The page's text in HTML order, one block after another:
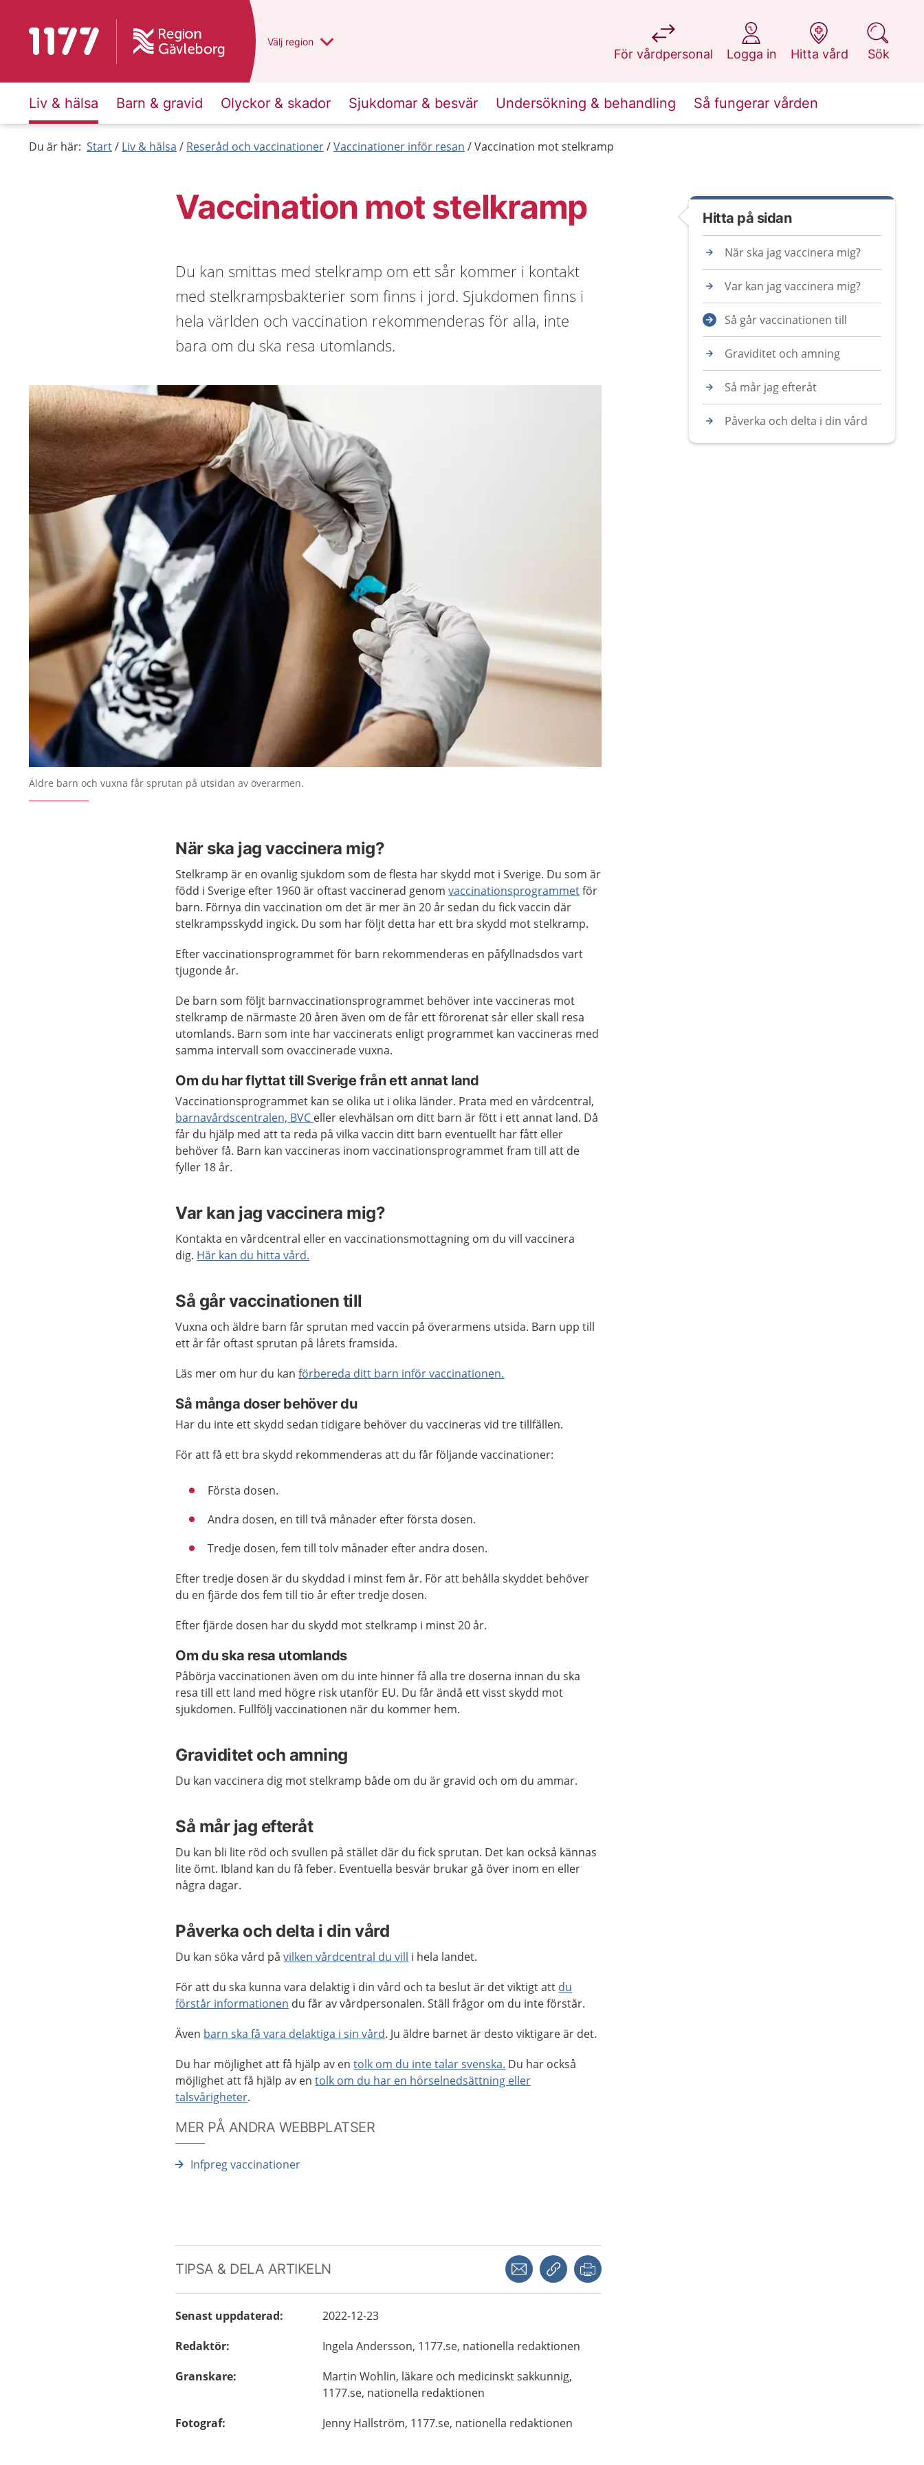
Till startsidan för 1177 Du har valt region
Välj en annan
region
För vårdpersonal
på 1177.se
Logga in
på 1177.se
Hitta vård
på 1177.se
Sök
på 1177.se
Liv & hälsa Barn & gravid Olyckor & skador Sjukdomar & besvär Undersökning & behandling Så fungerar vården
Du är här: Start Liv & hälsa Reseråd och vaccinationer Vaccinationer inför resan Vaccination mot stelkramp
Vaccination mot stelkramp
Du kan smittas med stelkramp om ett sår kommer i kontakt
med stelkrampsbakterier som finns i jord. Sjukdomen finns i
hela världen och vaccination rekommenderas för alla, inte
bara om du ska resa utomlands.
Äldre barn och vuxna får sprutan på utsidan av överarmen.
När ska jag vaccinera mig?
Stelkramp är en ovanlig sjukdom som de flesta har skydd mot i Sverige. Du som är
född i Sverige efter 1960 är oftast vaccinerad genomvaccinationsprogrammetför
barn. Förnya din vaccination om det är mer än 20 år sedan du fick vaccin där
stelkrampsskydd ingick. Du som har följt detta har ett bra skydd mot stelkramp.
Efter vaccinationsprogrammet för barn rekommenderas en påfyllnadsdos vart
tjugonde år.
De barn som följt barnvaccinationsprogrammet behöver inte vaccineras mot
stelkramp de närmaste 20 åren även om de får ett förorenat sår eller skall resa
utomlands. Barn som inte har vaccinerats enligt programmet kan vaccineras med
samma intervall som ovaccinerade vuxna.
Om du har flyttat till Sverige från ett annat land
Vaccinationsprogrammet kan se olika ut i olika länder. Prata med en vårdcentral,
barnavårdscentralen, BVC eller elevhälsan om ditt barn är fött i ett annat land. Då
får du hjälp med att ta reda på vilka vaccin ditt barn eventuellt har fått eller
behöver få. Barn kan vaccineras inom vaccinationsprogrammet fram till att de
fyller 18 år.
Var kan jag vaccinera mig?
Kontakta en vårdcentral eller en vaccinationsmottagning om du vill vaccinera
dig. Här kan du hitta vård.
Så går vaccinationen till
Vuxna och äldre barn får sprutan med vaccin på överarmens utsida. Barn upp till
ett år får oftast sprutan på lårets framsida.
Läs mer om hur du kanförbereda ditt barn inför vaccinationen.
Så många doser behöver du
Har du inte ett skydd sedan tidigare behöver du vaccineras vid tre tillfällen.
För att få ett bra skydd rekommenderas att du får följande vaccinationer:
Första dosen.
Andra dosen, en till två månader efter första dosen.
Tredje dosen, fem till tolv månader efter andra dosen.
Efter tredje dosen är du skyddad i minst fem år. För att behålla skyddet behöver
du en fjärde dos fem till tio år efter tredje dosen.
Efter fjärde dosen har du skydd mot stelkramp i minst 20 år.
Om du ska resa utomlands
Påbörja vaccinationen även om du inte hinner få alla tre doserna innan du ska
resa till ett land med högre risk utanför EU. Du får ändå ett visst skydd mot
sjukdomen. Fullfölj vaccinationen när du kommer hem.
Graviditet och amning
Du kan vaccinera dig mot stelkramp både om du är gravid och om du ammar.
Så mår jag efteråt
Du kan bli lite röd och svullen på stället där du fick sprutan. Det kan också kännas
lite ömt. Ibland kan du få feber. Eventuella besvär brukar gå över inom en eller
några dagar.
Påverka och delta i din vård
Du kan söka vård påvilken vårdcentral du vill i hela landet.
För att du ska kunna vara delaktig i din vård och ta beslut är det viktigt att du
förstår informationen du får av vårdpersonalen. Ställ frågor om du inte förstår.
Även barn ska få vara delaktiga i sin vård. Ju äldre barnet är desto viktigare är det.
Du har möjlighet att få hjälp av entolk om du inte talar svenska. Du har också
möjlighet att få hjälp av entolk om du har en hörselnedsättning eller
talsvårigheter.
MER PÅ ANDRA WEBBPLATSER
Infpreg vaccinationer
TIPSA & DELA ARTIKELN Dela via mejlKopiera länk
Senast uppdaterad:
2022-12-23
Redaktör: Ingela Andersson, 1177.se, nationella redaktionen
Granskare: Martin Wohlin, läkare och medicinskt sakkunnig,
1177.se, nationella redaktionen
Fotograf: Jenny Hallström, 1177.se, nationella redaktionen
Hitta på sidan
När ska jag vaccinera mig?
Var kan jag vaccinera mig?
Så går vaccinationen till
Graviditet och amning
Så mår jag efteråt
Påverka och delta i din vård